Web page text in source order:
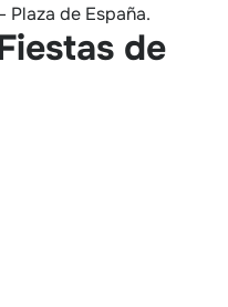
de España.
de